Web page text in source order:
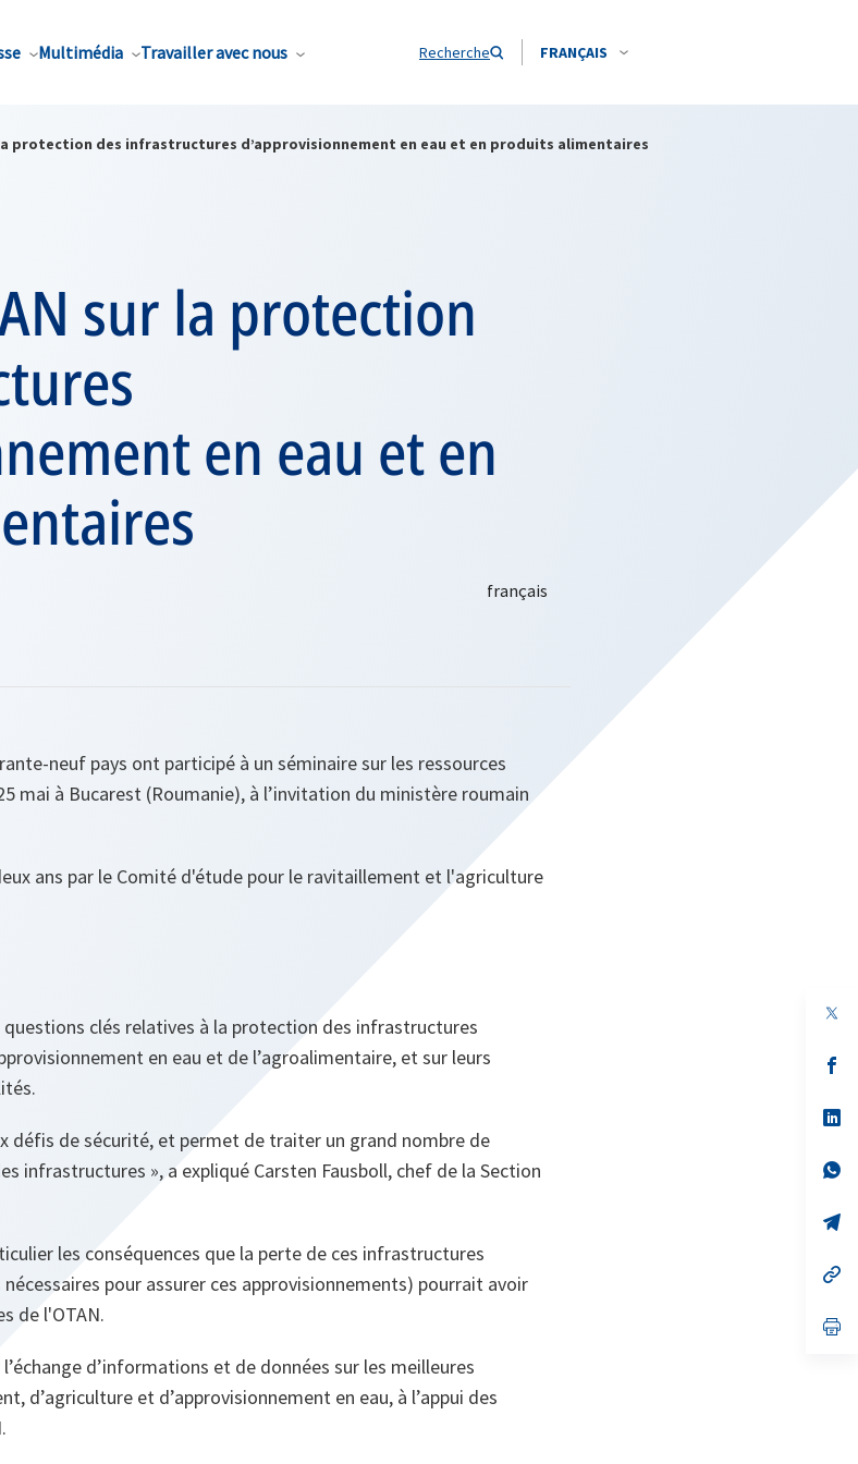
Multimédia Travailler avec nous Recherche FRANÇAIS
la protection des infrastructures d’approvisionnement en eau et en produits alimentaires
sur la protection
en eau et en
neuf pays ont participé à un séminaire sur les ressources
mai à Bucarest (Roumanie), à l’invitation du ministère roumain
ans par le Comité d'étude pour le ravitaillement et l'agriculture
questions clés relatives à la protection des infrastructures
en eau et de l’agroalimentaire, et sur leurs
défis de sécurité, et permet de traiter un grand nombre de
infrastructures », a expliqué Carsten Fausboll, chef de la Section
les conséquences que la perte de ces infrastructures
pour assurer ces approvisionnements) pourrait avoir
de l'OTAN.
d’informations et de données sur les meilleures
d’agriculture et d’approvisionnement en eau, à l’appui des